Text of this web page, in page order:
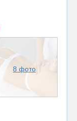
8 фото